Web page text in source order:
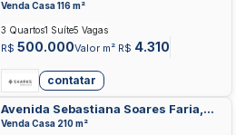
NEY, GOIANIA
Venda Casa 116 m²
R$ 500.000Valor m² R$ 4.310
3 Quartos1 Suíte5 Vagas
contatar
Avenida Sebastiana Soares Faria,
FAZENDA SANTA RITA CONJUNTO
Venda Casa 210 m²